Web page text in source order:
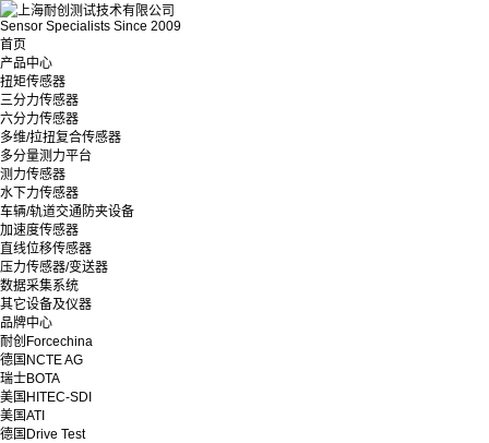
Sensor Specialists Since 2009
首页
产品中心
扭矩传感器
三分力传感器
六分力传感器
多维/拉扭复合传感器
多分量测力平台
测力传感器
水下力传感器
车辆/轨道交通防夹设备
加速度传感器
直线位移传感器
压力传感器/变送器
数据采集系统
其它设备及仪器
品牌中心
耐创Forcechina
德国NCTE AG
瑞士BOTA
美国HITEC-SDI
美国ATI
德国Drive Test